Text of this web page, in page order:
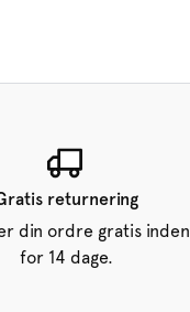
returnering
din ordre gratis inden
for 14 dage.